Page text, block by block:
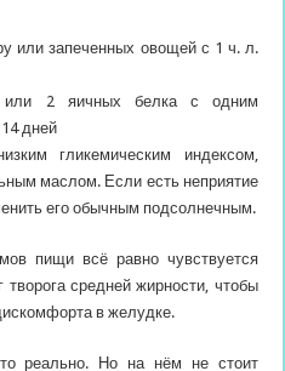
или запеченных овощей с 1 ч. л.
или 2 яичных белка с одним
дней
гликемическим индексом,
маслом. Если есть неприятие
его обычным подсолнечным.
пищи всё равно чувствуется
творога средней жирности, чтобы
в желудке.
реально. Но на нём не стоит